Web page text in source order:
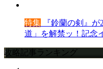
特集 『鈴蘭の剣』
道」を解禁ッ！記念
攻略記事ランキング